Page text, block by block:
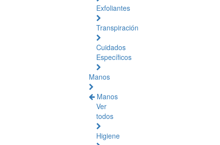
Exfoliantes
Transpiración
Cuidados
Específicos
Manos
Manos
Ver
todos
Higiene